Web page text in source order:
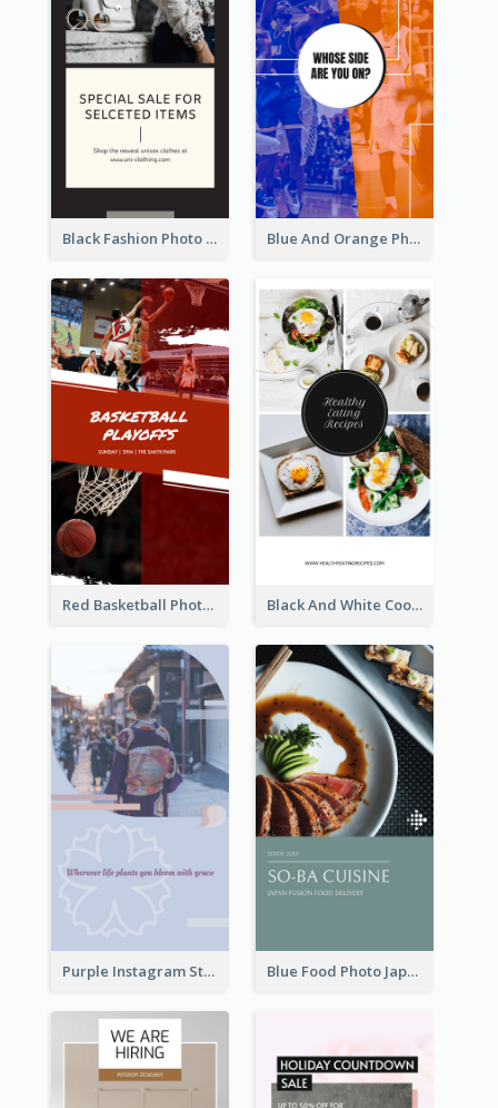
Black Fashion Photo Special Sale Instagram Story Blue And Orange Photo Basketball Match Instagram Story
Red Basketball Photo Basketball Playoffs Instagram Story Black And White Cooking Recipes Instagram Story
Purple Instagram Story Blue Food Photo Japan Cuisine Instagram Story